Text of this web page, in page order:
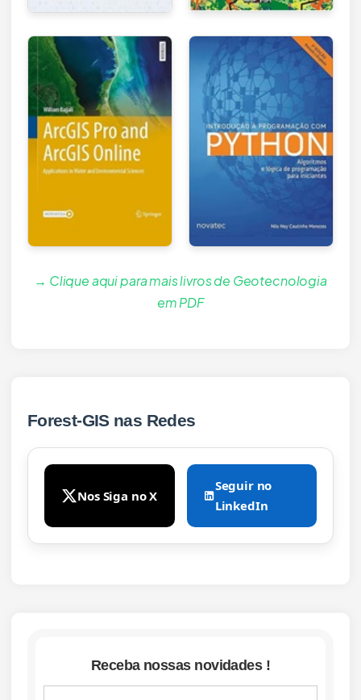
→ Clique aqui para mais livros de Geotecnologia
em PDF
Forest-GIS nas Redes
Nos Siga no X
Seguir no
LinkedIn
Receba nossas novidades !